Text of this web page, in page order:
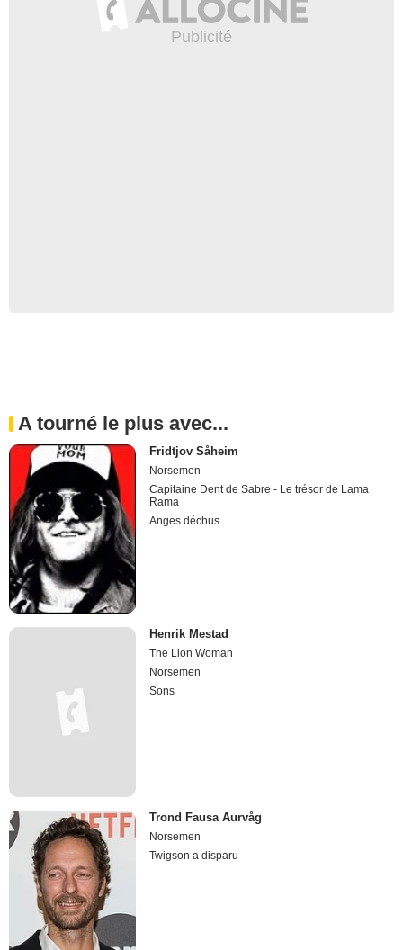
A tourné le plus avec...
Fridtjov Såheim
Norsemen
Capitaine Dent de Sabre - Le trésor de Lama
Rama
Anges déchus
Henrik Mestad
The Lion Woman
Norsemen
Sons
Trond Fausa Aurvåg
Norsemen
Twigson a disparu